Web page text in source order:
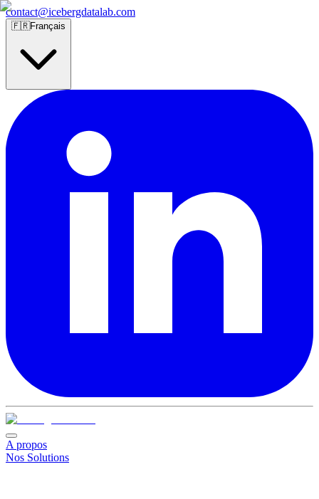
contact@icebergdatalab.com
🇫🇷Français
A propos
Nos Solutions